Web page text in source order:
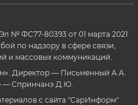
№ ФС77-80393 от 01 марта 2021
по надзору в сфере связи,
и массовых коммуникаций.
Директор — Письменный А.А.
— Спринчанэ Д.Ю.
с сайта "СарИнформ"